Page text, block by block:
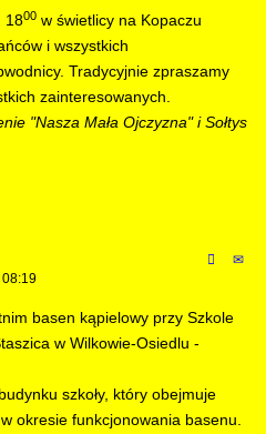
1800w świetlicy na Kopaczu
i wszystkich
Tradycyjnie zpraszamy
zainteresowanych.
"Nasza Mała Ojczyzna" i Sołtys
basen kąpielowy przy Szkole
w Wilkowie-Osiedlu -
szkoły, który obejmuje
okresie funkcjonowania basenu.